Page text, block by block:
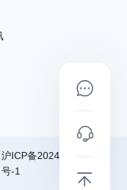
沪ICP备2024090791
号-1